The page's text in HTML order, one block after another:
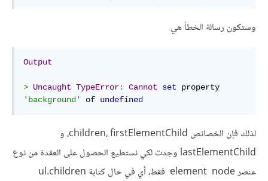
وستكون رسالة الخطأ هي
Output
> Uncaught TypeError: Cannot set
'background'
of undefined
لذلك فإن الخصائص children، firstElementChild، و
lastElementChild وجدت لكي نستطيع الحصول على العقدة من نوع
عنصر element node فقط، أي في حال كتابة ul.children